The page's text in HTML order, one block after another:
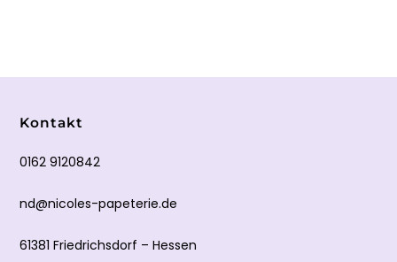
Kontakt
0162 9120842
nd@nicoles-papeterie.de
61381 Friedrichsdorf – Hessen